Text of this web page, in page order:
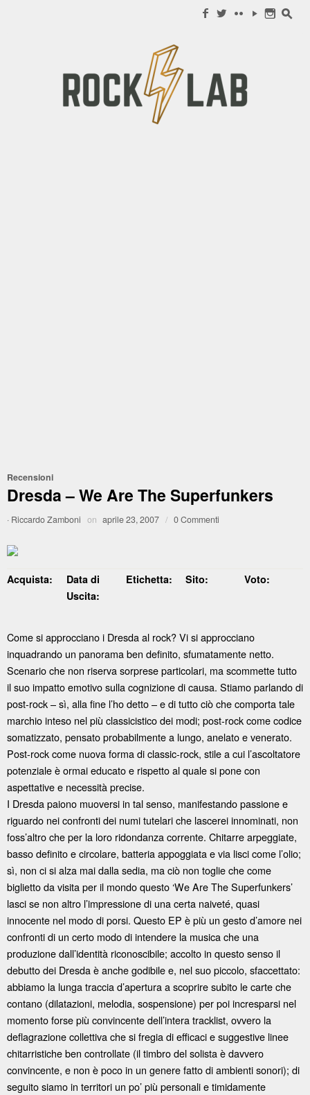
f w c y n s
Recensioni
Dresda – We Are The Superfunkers
· Riccardo Zamboni on aprile 23, 2007 / 0 Commenti
Acquista:
Data di
Uscita:
Etichetta: Sito: Voto:
Come si approcciano i Dresda al rock? Vi si approcciano
inquadrando un panorama ben definito, sfumatamente netto.
Scenario che non riserva sorprese particolari, ma scommette tutto
il suo impatto emotivo sulla cognizione di causa. Stiamo parlando di
post-rock – sì, alla fine l’ho detto – e di tutto ciò che comporta tale
marchio inteso nel più classicistico dei modi; post-rock come codice
somatizzato, pensato probabilmente a lungo, anelato e venerato.
Post-rock come nuova forma di classic-rock, stile a cui l’ascoltatore
potenziale è ormai educato e rispetto al quale si pone con
aspettative e necessità precise.
I Dresda paiono muoversi in tal senso, manifestando passione e
riguardo nei confronti dei numi tutelari che lascerei innominati, non
foss’altro che per la loro ridondanza corrente. Chitarre arpeggiate,
basso definito e circolare, batteria appoggiata e via lisci come l’olio;
sì, non ci si alza mai dalla sedia, ma ciò non toglie che come
biglietto da visita per il mondo questo ‘We Are The Superfunkers’
lasci se non altro l’impressione di una certa naiveté, quasi
innocente nel modo di porsi. Questo EP è più un gesto d’amore nei
confronti di un certo modo di intendere la musica che una
produzione dall’identità riconoscibile; accolto in questo senso il
debutto dei Dresda è anche godibile e, nel suo piccolo, sfaccettato:
abbiamo la lunga traccia d’apertura a scoprire subito le carte che
contano (dilatazioni, melodia, sospensione) per poi incresparsi nel
momento forse più convincente dell’intera tracklist, ovvero la
deflagrazione collettiva che si fregia di efficaci e suggestive linee
chitarristiche ben controllate (il timbro del solista è davvero
convincente, e non è poco in un genere fatto di ambienti sonori); di
seguito siamo in territori un po’ più personali e timidamente